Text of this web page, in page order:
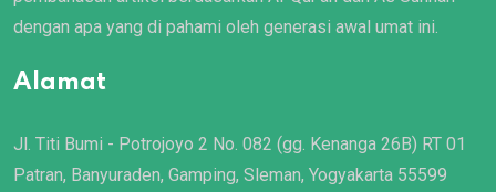
dengan apa yang di pahami oleh generasi awal umat ini.
Alamat
Jl. Titi Bumi - Potrojoyo 2 No. 082 (gg. Kenanga 26B) RT 01
Patran, Banyuraden, Gamping, Sleman, Yogyakarta 55599